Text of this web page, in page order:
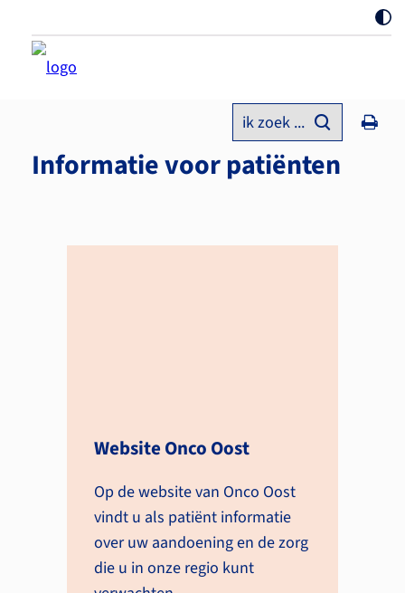
ik zoek ...
Informatie voor patiënten
Website Onco Oost
Op de website van Onco Oost
vindt u als patiënt informatie
over uw aandoening en de zorg
die u in onze regio kunt